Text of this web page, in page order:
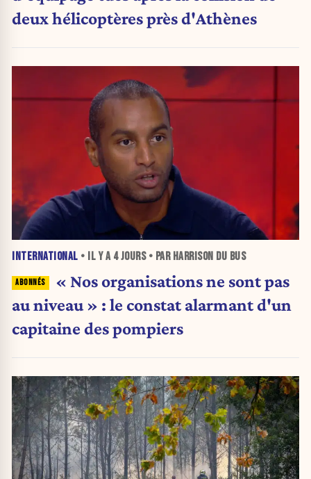
deux hélicoptères près d'Athènes
INTERNATIONAL • IL Y A 4 JOURS• PAR HARRISON DU BUS
« Nos organisations ne sont pas
au niveau » : le constat alarmant d'un
capitaine des pompiers